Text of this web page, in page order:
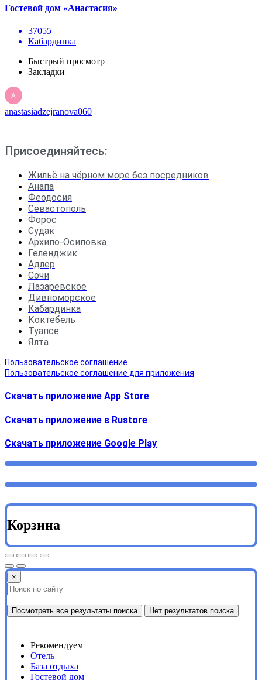
Гостевой дом «Анастасия»
37055
Кабардинка
Быстрый просмотр
Закладки
anastasiadzejranova060
Присоединяйтесь:
Жильё на чёрном море без посредников
Анапа
Феодосия
Севастополь
Форос
Судак
Архипо-Осиповка
Геленджик
Адлер
Сочи
Лазаревское
Дивноморское
Кабардинка
Коктебель
Туапсе
Ялта
Пользовательское соглашение
Пользовательское соглашение для приложения
Скачать приложение App Store
Скачать приложение в Rustore
Cкачать приложение Google Play
Корзина
×
Посмотреть все результаты поиска Нет результатов поиска
Рекомендуем
Отель
База отдыха
Гостевой дом